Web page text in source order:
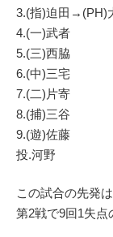
3.(指)迫田→(PH)
4.(一)武者
5.(三)西脇
6.(中)三宅
7.(二)片寄
8.(捕)三谷
9.(遊)佐藤
投.河野
この試合の先発
第2戦で9回1失点